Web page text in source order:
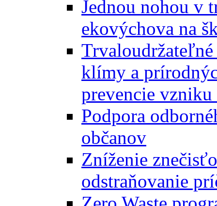
Jednou nohou v
ekovýchova na
klímy a
prevencie vzniku
Podpora
občanov
Zníženie
odstraňovanie